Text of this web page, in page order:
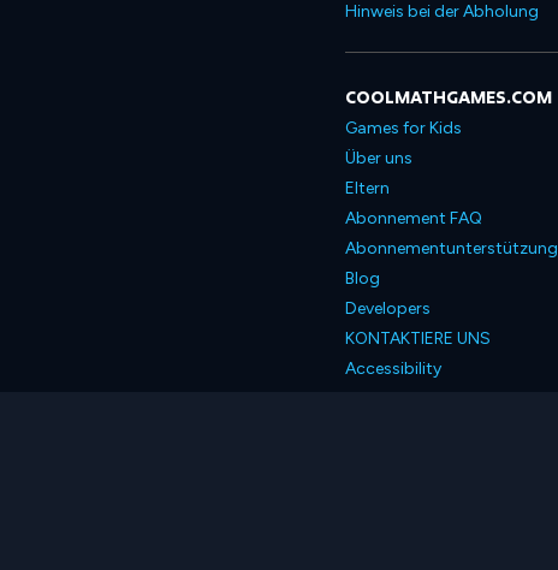
Hinweis bei der Abholung
COOLMATHGAMES.COM
Games for Kids
Über uns
Eltern
Abonnement FAQ
Abonnementunterstützung
Blog
Developers
KONTAKTIERE UNS
Accessibility